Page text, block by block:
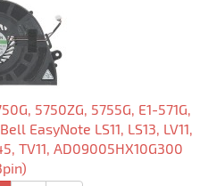
5750ZG, 5755G, E1-571G,
EasyNote LS11, LS13, LV11,
TV11, AD09005HX10G300